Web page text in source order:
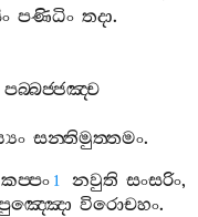
පණිධිං තදා.
පබ‍්බජ‍්ජඤ‍්ච
සන‍්තිමුත‍්තමං.
කප‍්පං 1 නවුති සංසරිං,
විරොචහං.